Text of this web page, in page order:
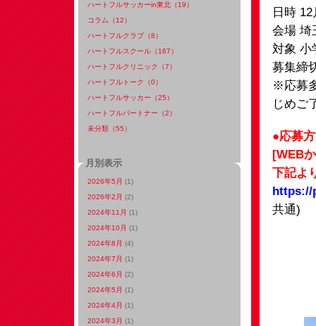
日時
会場 埼
対象 小
募集締
※応募
じめご
●応募
[WEB
下記よ
https://
共通)
ハートフルサッカーin東北（19）
コラム（12）
ハートフルクラブ（8）
ハートフルスクール（167）
ハートフルクリニック（7）
ハートフルトーク（0）
ハートフルサッカー（25）
ハートフルパートナー（2）
未分類（55）
月別表示
2026年5月 (1)
2026年2月 (2)
2024年11月 (1)
2024年10月 (1)
2024年8月 (4)
2024年7月 (1)
2024年6月 (2)
2024年5月 (1)
2024年4月 (1)
2024年3月 (1)